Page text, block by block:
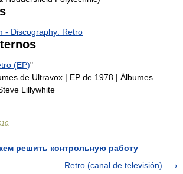
- Discography: Retro
(EP)"
de Ultravox | EP de 1978 | Álbumes
Lillywhite
решить контрольную работу
Retro (canal de televisión)